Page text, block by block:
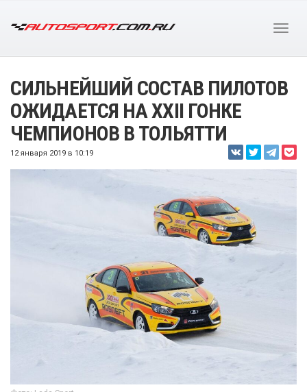
СИЛЬНЕЙШИЙ СОСТАВ ПИЛОТОВ
ОЖИДАЕТСЯ НА XXII ГОНКЕ
ЧЕМПИОНОВ В ТОЛЬЯТТИ
12 января 2019 в 10:19